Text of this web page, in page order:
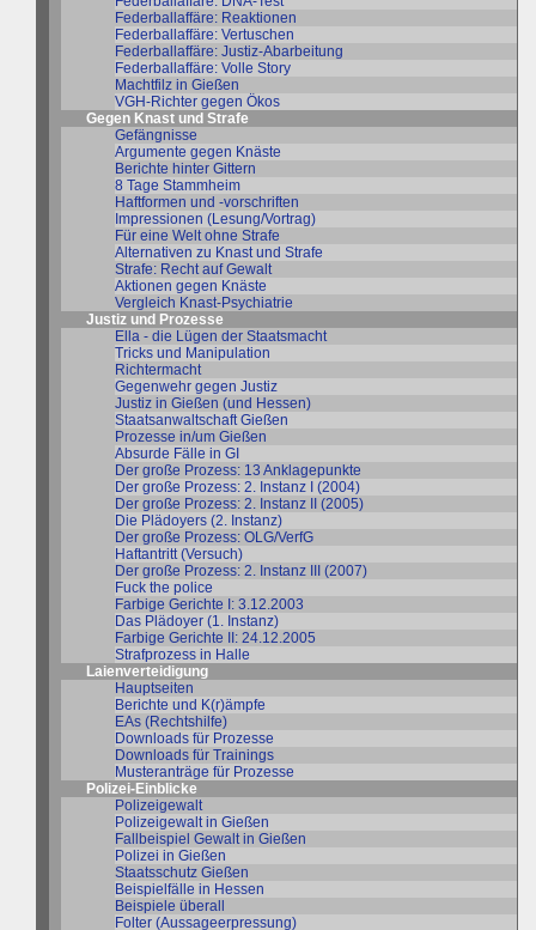
Federballaffäre: Reaktionen
Federballaffäre: Vertuschen
Federballaffäre: Justiz-Abarbeitung
Federballaffäre: Volle Story
Machtfilz in Gießen
VGH-Richter gegen Ökos
Gegen Knast und Strafe
Gefängnisse
Argumente gegen Knäste
Berichte hinter Gittern
8 Tage Stammheim
Haftformen und -vorschriften
Impressionen (Lesung/Vortrag)
Für eine Welt ohne Strafe
Alternativen zu Knast und Strafe
Strafe: Recht auf Gewalt
Aktionen gegen Knäste
Vergleich Knast-Psychiatrie
Justiz und Prozesse
Ella - die Lügen der Staatsmacht
Tricks und Manipulation
Richtermacht
Gegenwehr gegen Justiz
Justiz in Gießen (und Hessen)
Staatsanwaltschaft Gießen
Prozesse in/um Gießen
Absurde Fälle in GI
Der große Prozess: 13 Anklagepunkte
Der große Prozess: 2. Instanz I (2004)
Der große Prozess: 2. Instanz II (2005)
Die Plädoyers (2. Instanz)
Der große Prozess: OLG/VerfG
Haftantritt (Versuch)
Der große Prozess: 2. Instanz III (2007)
Fuck the police
Farbige Gerichte I: 3.12.2003
Das Plädoyer (1. Instanz)
Farbige Gerichte II: 24.12.2005
Strafprozess in Halle
Laienverteidigung
Hauptseiten
Berichte und K(r)ämpfe
EAs (Rechtshilfe)
Downloads für Prozesse
Downloads für Trainings
Musteranträge für Prozesse
Polizei-Einblicke
Polizeigewalt
Polizeigewalt in Gießen
Fallbeispiel Gewalt in Gießen
Polizei in Gießen
Staatsschutz Gießen
Beispielfälle in Hessen
Beispiele überall
Folter (Aussageerpressung)